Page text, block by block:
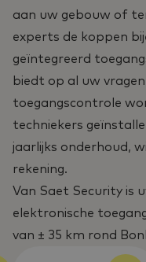
aan uw gebouw of
experts de koppen
geïntegreerd
biedt op al uw
toegangscontrole
techniekers
jaarlijks onderhoud,
rekening.
Van Saet Security is
elektronische
van ± 35 km rond